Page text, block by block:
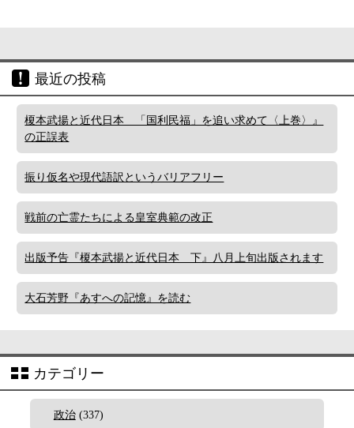
最近の投稿
榎本武揚と近代日本 「国利民福」を追い求めて〈上巻〉』
の正誤表
振り仮名や現代語訳というバリアフリー
戦前の亡霊たちによる皇室典範の改正
出版予告『榎本武揚と近代日本 下』八月上旬出版されます
大石芳野『あすへの記憶』を読む
カテゴリー
政治(337)